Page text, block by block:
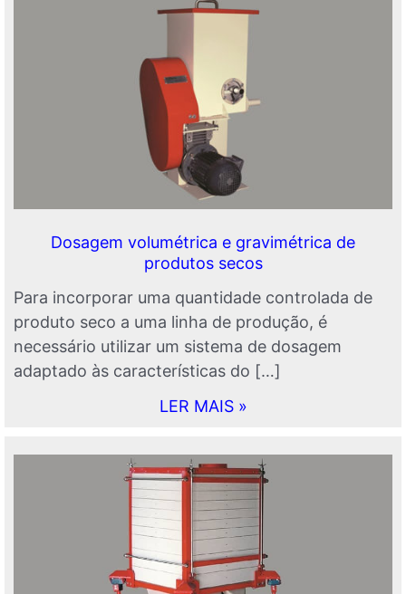
Dosagem volumétrica e gravimétrica de
produtos secos
Para incorporar uma quantidade controlada de
produto seco a uma linha de produção, é
necessário utilizar um sistema de dosagem
adaptado às características do […]
LER MAIS »